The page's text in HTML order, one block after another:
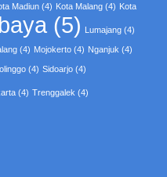
Madiun (4) Kota Malang (4) Kota
(5) Lumajang (4)
(4) Mojokerto (4) Nganjuk (4)
(4) Sidoarjo (4)
(4) Trenggalek (4)